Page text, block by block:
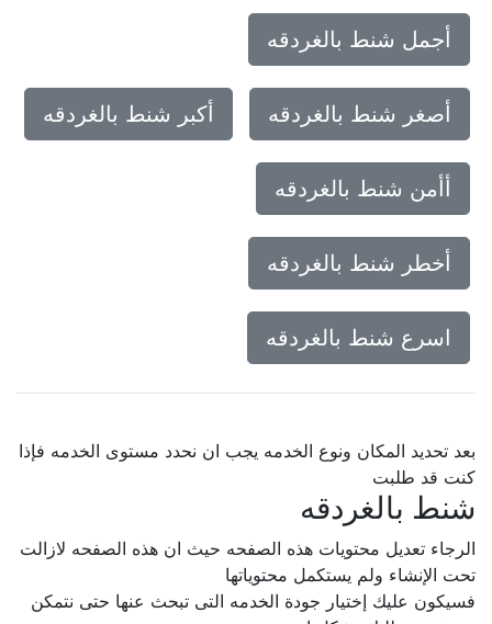
أجمل شنط بالغردقه
أصغر شنط بالغردقه أكبر شنط بالغردقه
أأمن شنط بالغردقه
أخطر شنط بالغردقه
اسرع شنط بالغردقه
بعد تحديد المكان ونوع الخدمه يجب ان نحدد مستوى الخدمه فإذا
كنت قد طلبت
شنط بالغردقه
الرجاء تعديل محتويات هذه الصفحه حيث ان هذه الصفحه لازالت
تحت الإنشاء ولم يستكمل محتوياتها
فسيكون عليك إختيار جودة الخدمه التى تبحث عنها حتى نتمكن